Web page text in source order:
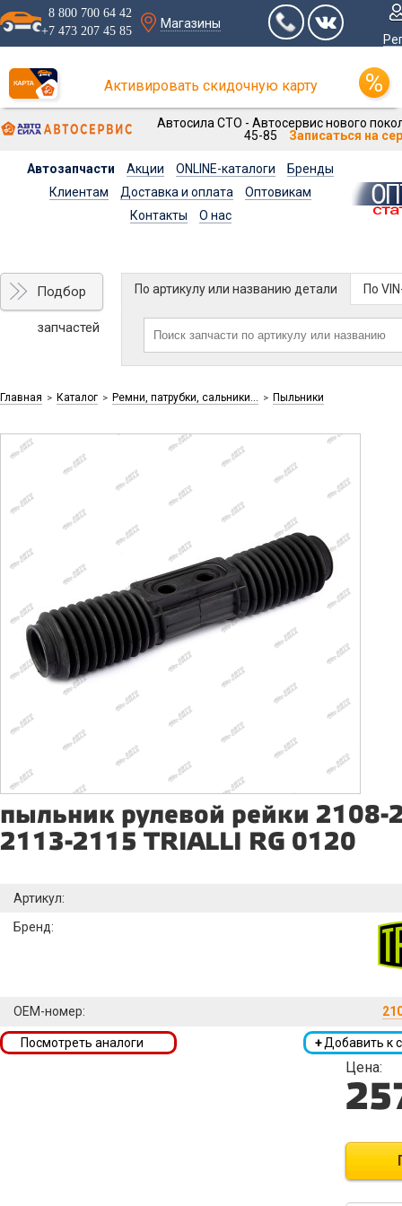
8 800 700 64 42
+7 473 207 45 85
Магазины
Активировать скидочную карту
Автосила СТО - Автосервис нового
45-85
Записаться на
Автозапчасти Акции ONLINE-каталоги
Бренды
Клиентам
Доставка и оплата
Оптовикам
Контакты
О нас
Подбор
запчастей
По артикулу или названию детали По
Главная > Каталог > Ремни, патрубки, сальники... > Пыльники
пыльник рулевой рейки 2108-
2113-2115 TRIALLI RG 0120
Артикул:
Бренд:
OEM-номер:
+Добавить к
Посмотреть аналоги
Цена: